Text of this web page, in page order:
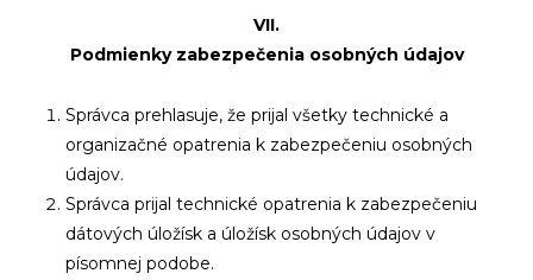
VII.
Podmienky zabezpečenia osobných údajov
Správca prehlasuje, že prijal všetky technické a
organizačné opatrenia k zabezpečeniu osobných
údajov.
Správca prijal technické opatrenia k zabezpečeniu
dátových úložísk a úložísk osobných údajov v
písomnej podobe.